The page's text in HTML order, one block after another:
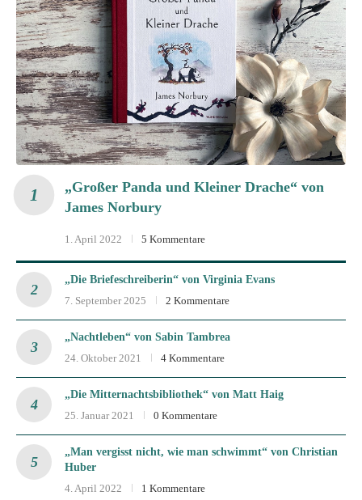
„Großer Panda und Kleiner Drache“ von
James Norbury
1. April 2022 5 Kommentare
„Die Briefeschreiberin“ von Virginia Evans
7. September 2025
2 Kommentare
„Nachtleben“ von Sabin Tambrea
24. Oktober 2021
4 Kommentare
„Die Mitternachtsbibliothek“ von Matt Haig
25. Januar 2021
0 Kommentare
„Man vergisst nicht, wie man schwimmt“ von Christian
Huber
4. April 2022
1 Kommentare